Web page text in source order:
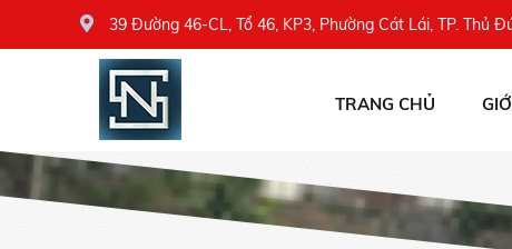
39 Đường 46-CL, Tổ 46, KP3, Phường Cát Lái, TP. Thủ
TRANG CHỦ